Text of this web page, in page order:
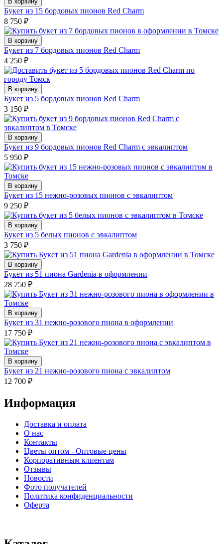
Букет из 15 бордовых пионов Red Charm
8 750 ₽
В корзину
Букет из 7 бордовых пионов Red Charm
4 250 ₽
В корзину
Букет из 5 бордовых пионов Red Charm
3 150 ₽
В корзину
Букет из 9 бордовых пионов Red Charm с эвкалиптом
5 950 ₽
В корзину
Букет из 15 нежно-розовых пионов с эвкалиптом
9 250 ₽
В корзину
Букет из 5 белых пионов с эвкалиптом
3 750 ₽
В корзину
Букет из 51 пиона Gardenia в оформлении
28 750 ₽
В корзину
Букет из 31 нежно-розового пиона в оформлении
17 750 ₽
В корзину
Букет из 21 нежно-розового пиона с эвкалиптом
12 700 ₽
Информация
Доставка и оплата
О нас
Контакты
Цветы оптом - Оптовые цены
Корпоративным клиентам
Отзывы
Новости
Фото получателей
Политика конфиденциальности
Оферта